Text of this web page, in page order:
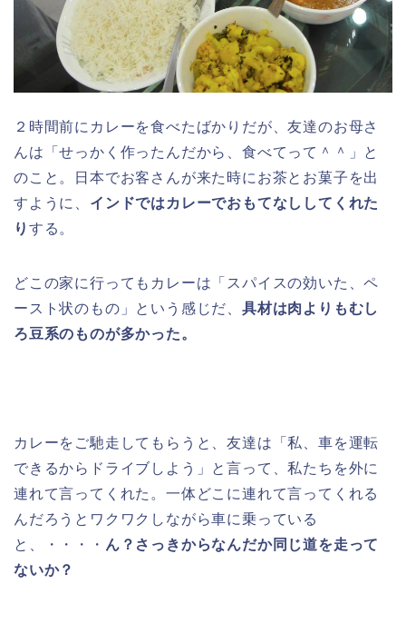
２時間前にカレーを食べたばかりだが、友達のお母さ
んは「せっかく作ったんだから、食べてって＾＾」と
のこと。日本でお客さんが来た時にお茶とお菓子を出
すように、 インドではカレーでおもてなししてくれた
り する。
どこの家に行ってもカレーは「スパイスの効いた、ペ
ースト状のもの」という感じだ、 具材は肉よりもむし
ろ豆系のものが多かった。
カレーをご馳走してもらうと、友達は「私、車を運転
できるからドライブしよう」と言って、私たちを外に
連れて言ってくれた。一体どこに連れて言ってくれる
んだろうとワクワクしながら車に乗っている
と、・・・・ ん？さっきからなんだか同じ道を走って
ないか？